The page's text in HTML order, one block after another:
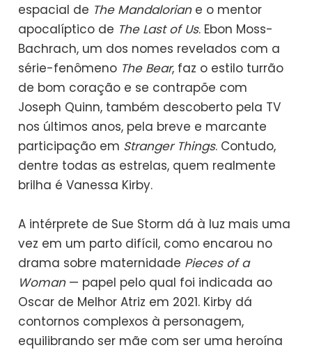
espacial de The Mandaloriane o mentor
apocalíptico de The Last of Us. Ebon Moss-
Bachrach, um dos nomes revelados com a
série-fenômeno The Bear, faz o estilo turrão
de bom coração e se contrapõe com
Joseph Quinn, também descoberto pela TV
nos últimos anos, pela breve e marcante
participação em Stranger Things. Contudo,
dentre todas as estrelas, quem realmente
brilha é Vanessa Kirby.
A intérprete de Sue Storm dá à luz mais uma
vez em um parto difícil, como encarou no
drama sobre maternidade Pieces of a
Woman— papel pelo qual foi indicada ao
Oscar de Melhor Atriz em 2021. Kirby dá
contornos complexos à personagem,
equilibrando ser mãe com ser uma heroína